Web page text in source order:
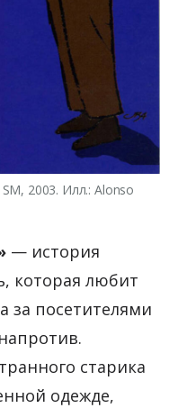
2003. Илл.: Alonso
— история
которая любит
за посетителями
старика
одежде,